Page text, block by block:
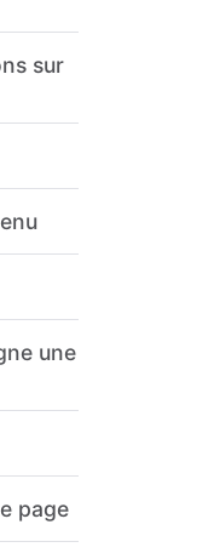
sur
une
page